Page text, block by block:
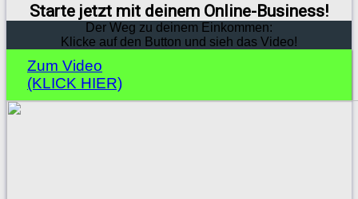
Starte jetzt mit deinem Online-Business!
Der Weg zu deinem Einkommen:
Klicke auf den Button und sieh das Video!
Zum Video
(KLICK HIER)